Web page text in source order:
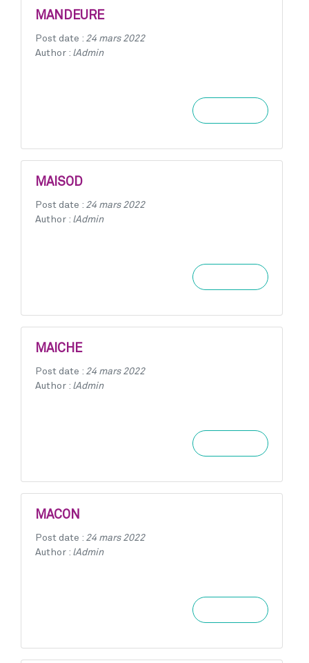
MANDEURE
Post date : 24 mars 2022
Author : lAdmin
MAISOD
Post date : 24 mars 2022
Author : lAdmin
MAICHE
Post date : 24 mars 2022
Author : lAdmin
MACON
Post date : 24 mars 2022
Author : lAdmin